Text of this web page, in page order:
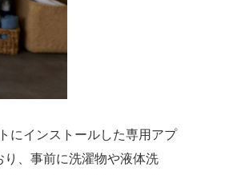
にインストールした専用アプ
、事前に洗濯物や液体洗